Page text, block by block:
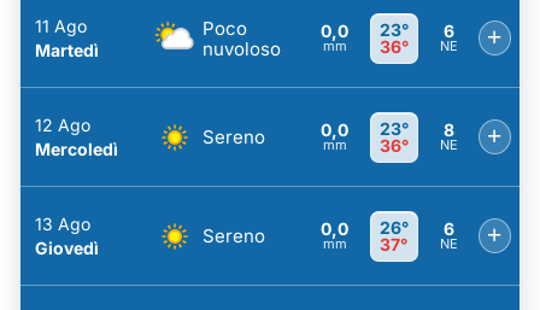
11 Ago
Martedì
Poco
nuvoloso
0,0
mm
23°
36°
6
NE +
12 Ago
Mercoledì
Sereno 0,0
mm
23°
36°
8
NE +
13 Ago
Giovedì
Sereno 0,0
mm
26°
37°
6
NE +